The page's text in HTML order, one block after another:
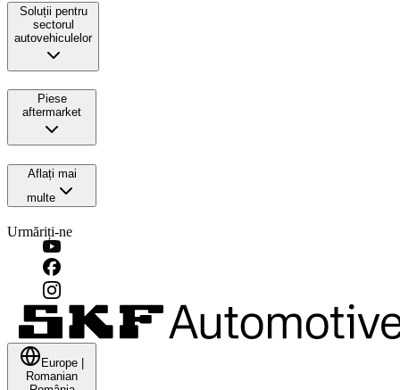
Soluții pentru
sectorul
autovehiculelor
Piese
aftermarket
Aflați mai
multe
Urmăriți-ne
Europe
Romanian